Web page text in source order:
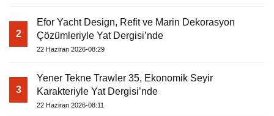
2
Efor Yacht Design, Refit ve Marin Dekorasyon
Çözümleriyle Yat Dergisi’nde
22 Haziran 2026-08:29
3
Yener Tekne Trawler 35, Ekonomik Seyir
Karakteriyle Yat Dergisi’nde
22 Haziran 2026-08:11